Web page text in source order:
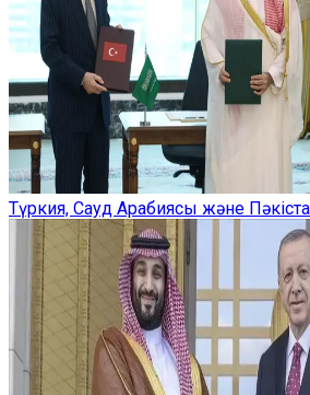
Түркия, Сауд Арабиясы және